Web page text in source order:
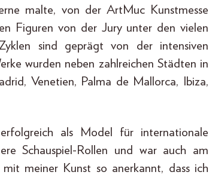
malte, von der ArtMuc Kunstmesse
Figuren von der Jury unter den vielen
sind geprägt von der intensiven
wurden neben zahlreichen Städten in
Venetien, Palma de Mallorca, Ibiza,
als Model für internationale
Schauspiel-Rollen und war auch am
meiner Kunst so anerkannt, dass ich